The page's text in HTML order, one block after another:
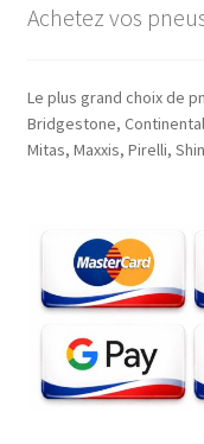
Achetez vos
Le plus grand choix de
Bridgestone,
Mitas, Maxxis, Pirelli,